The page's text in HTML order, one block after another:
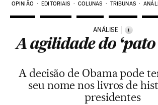
OPINIÃO EDITORIAIS COLUNAS TRIBUNAS
ANÁLISE i
A agilidade do ‘pato
A decisão de Obama pode
seu nome nos livros de
presidentes